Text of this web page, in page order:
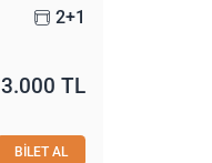
2+1
3.000 TL
BİLET AL